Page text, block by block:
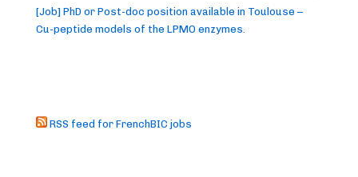
[Job] PhD or Post-doc position available in Toulouse –
Cu-peptide models of the LPMO enzymes.
RSS feed for FrenchBIC jobs